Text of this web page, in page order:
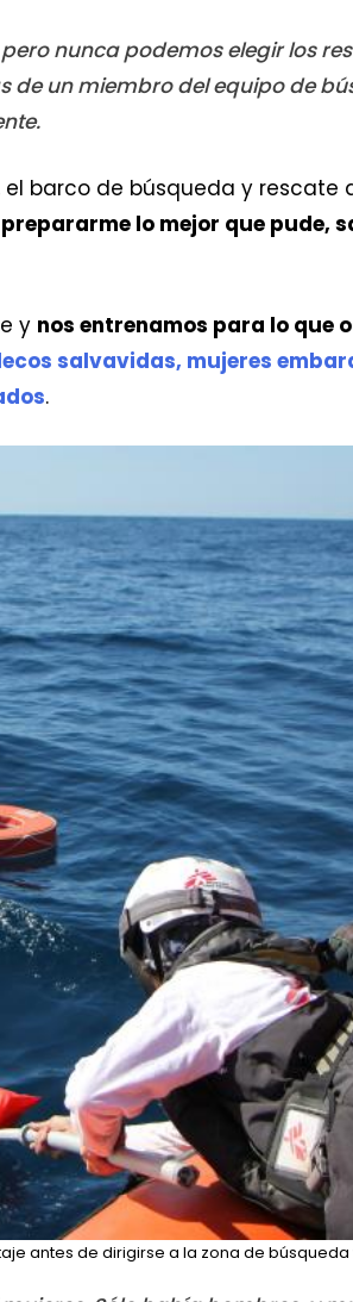
nunca podemos elegir los
un miembro del equipo de
barco de búsqueda y rescate
lo mejor que pude,
y nos entrenamos para lo que
salvavidas, mujeres
.
antes de dirigirse a la zona de